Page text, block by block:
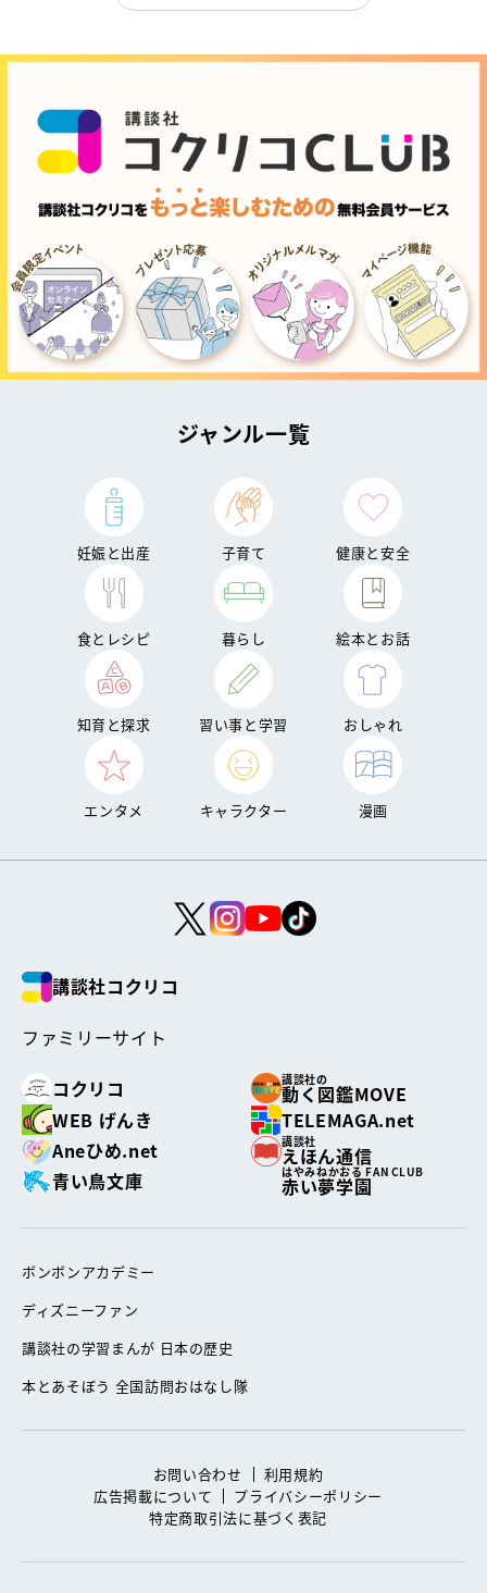
ジャンル一覧
妊娠と出産 子育て 健康と安全
食とレシピ 暮らし 絵本とお話
知育と探求 習い事と学習 おしゃれ
エンタメ キャラクター 漫画
講談社コクリコ
ファミリーサイト
コクリコ
講談社の
動く図鑑MOVE
WEB げんき
TELEMAGA.net
Aneひめ.net
講談社
えほん通信
青い鳥文庫
はやみねかおる FAN CLUB
赤い夢学園
ボンボンアカデミー
ディズニーファン
講談社の学習まんが 日本の歴史
本とあそぼう 全国訪問おはなし隊
お問い合わせ
利用規約
広告掲載について
プライバシーポリシー
特定商取引法に基づく表記